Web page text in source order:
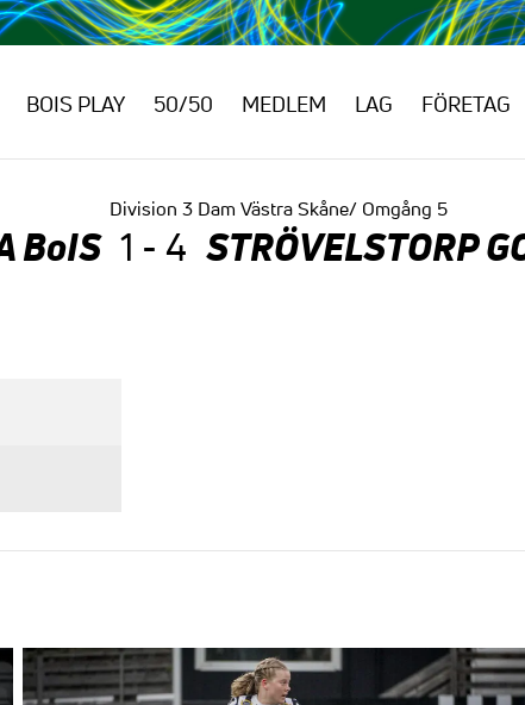
BOIS PLAY 50/50 MEDLEM LAG FÖRETAG
Division 3 Dam Västra Skåne/ Omgång 5
BoIS 1 - 4 STRÖVELSTORP